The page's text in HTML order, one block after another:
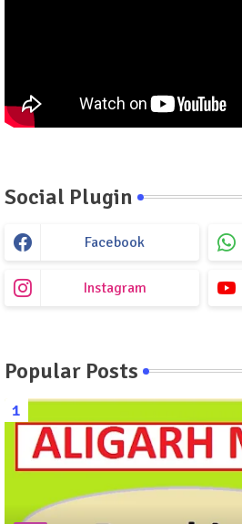
Social Plugin
Facebook
Instagram
Popular Posts